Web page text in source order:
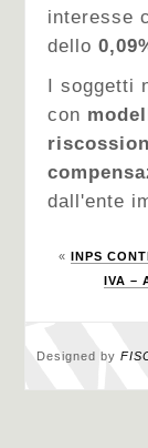
interesse
dello
I soggetti
con
dall'ente
« INPS
IVA –
Designed by